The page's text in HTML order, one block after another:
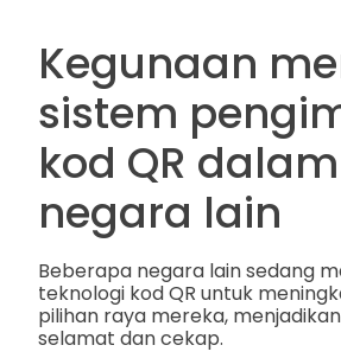
Kegunaan
sistem
kod QR dalam
negara lain
Beberapa negara lain sedang
teknologi kod QR untuk
pilihan raya mereka,
selamat dan cekap.